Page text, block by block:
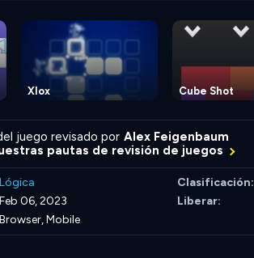
Xlox Cube Shot
juego revisado por Alex Feigenbaum
pautas de revisión de juegos
Lógica Clasificación:
Feb 06, 2023 Liberar:
Browser, Mobile